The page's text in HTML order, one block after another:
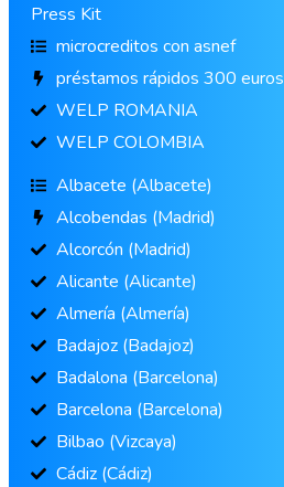
Press Kit
microcreditos con asnef
préstamos rápidos 300 euros
WELP ROMANIA
WELP COLOMBIA
Albacete (Albacete)
Alcobendas (Madrid)
Alcorcón (Madrid)
Alicante (Alicante)
Almería (Almería)
Badajoz (Badajoz)
Badalona (Barcelona)
Barcelona (Barcelona)
Bilbao (Vizcaya)
Cádiz (Cádiz)